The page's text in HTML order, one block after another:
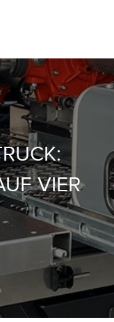
VIER